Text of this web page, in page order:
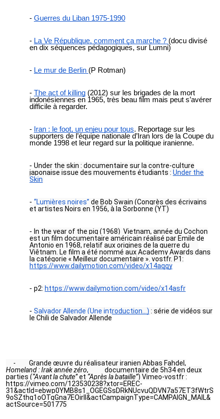
Guerres du Liban 1975-1990
La Ve République, comment ça marche ? (docu divisé
en dix séquences pédagogiques, sur Lumni)
Le mur de Berlin (P Rotman)
The act of killing (2012) sur les brigades de la mort
indonésiennes en 1965, très beau film mais peut s’avérer
difficile à regarder.
Iran : le foot, un enjeu pour tous. Reportage sur les
supporters de l’équipe nationale d’Iran lors de la Coupe du
monde 1998 et leur regard sur la politique iranienne.
Under the skin : documentaire sur la contre-culture
japonaise issue des mouvements étudiants : Under the
Skin
“Lumières noires” de Bob Swain (Congrès des écrivains
et artistes Noirs en 1956, à la Sorbonne (YT)
In the year of the pig (1968) Vietnam, année du Cochon
est un film documentaire américain réalisé par Emile de
Antonio en 1968, relatif aux origines de la guerre du
Viêtnam. Le film a été nommé aux Academy Awards dans
la catégorie « Meilleur documentaire ». vostfr. P1:
https://www.dailymotion.com/video/x14aqqy
p2: https://www.dailymotion.com/video/x14asfr
Salvador Allende (Une introduction…) : série de vidéos sur
le Chili de Salvador Allende
- Grande œuvre du réalisateur iranien Abbas Fahdel,
Homeland : Irak année zéro, documentaire de 5h34 en deux
parties (“Avant la chute”et “Après la bataille”) Vimeo-vostfr :
https://vimeo.com/123530238?xtor=EREC-
31&actId=ebwp0YMB8s1_OGEGSsDRkNUcvuQDVN7a57ET3fWtrS
9oSZthq1oOTqGna7EOirIl&actCampaignType=CAMPAIGN_MAIL&
actSource=501775